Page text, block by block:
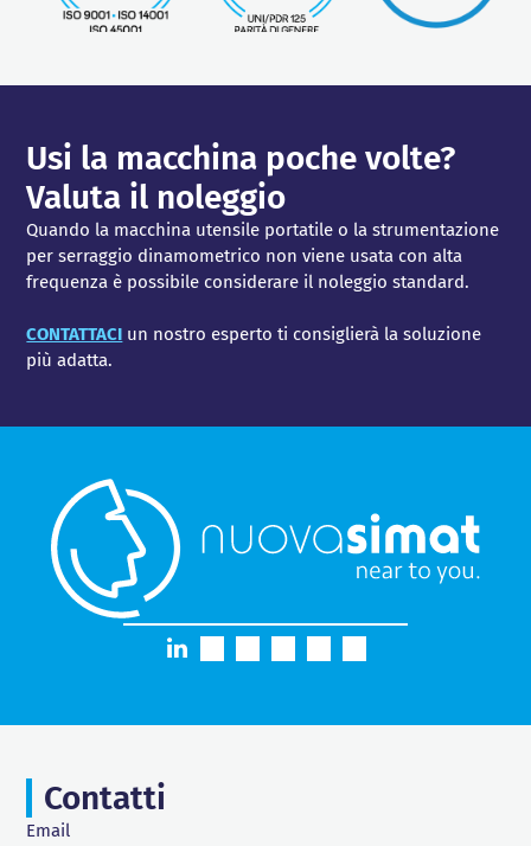
Usi la macchina poche volte?
Valuta il noleggio
Quando la macchina utensile portatile o la strumentazione
per serraggio dinamometrico non viene usata con alta
frequenza è possibile considerare il noleggio standard.
CONTATTACI un nostro esperto ti consiglierà la soluzione
più adatta.
Contatti
Email